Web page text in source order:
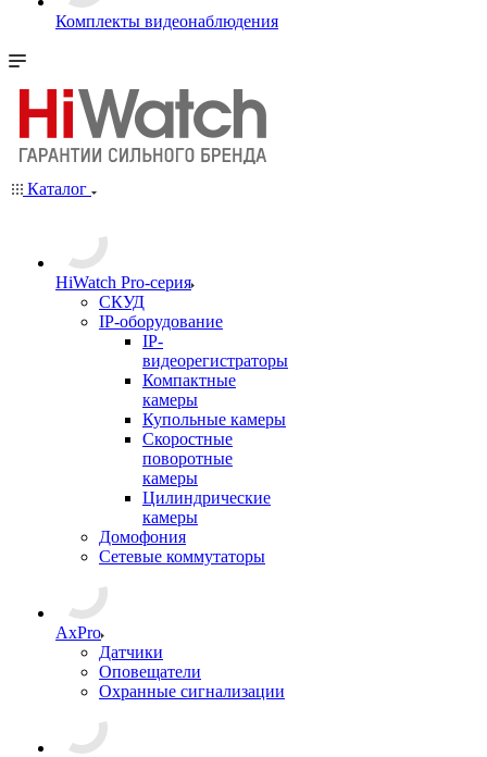
Комплекты видеонаблюдения
Каталог
HiWatch Pro-серия
CКУД
IP-оборудование
IP-
видеорегистраторы
Компактные
камеры
Купольные камеры
Скоростные
поворотные
камеры
Цилиндрические
камеры
Домофония
Сетевые коммутаторы
AxPro
Датчики
Оповещатели
Охранные сигнализации